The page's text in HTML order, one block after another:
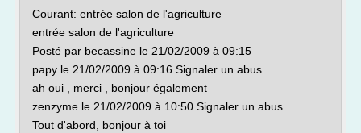
Courant: entrée salon de l'agriculture
entrée salon de l'agriculture
Posté par becassine le 21/02/2009 à 09:15
papy le 21/02/2009 à 09:16 Signaler un abus
ah oui , merci , bonjour également
zenzyme le 21/02/2009 à 10:50 Signaler un abus
Tout d'abord, bonjour à toi